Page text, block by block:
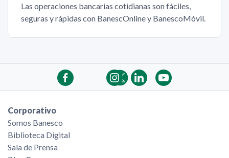
Las operaciones bancarias cotidianas son fáciles,
seguras y rápidas con BanescOnline y BanescoMóvil.
Corporativo
Somos Banesco
Biblioteca Digital
Sala de Prensa